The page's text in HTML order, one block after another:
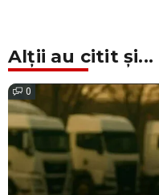
Alții au citit și...
0